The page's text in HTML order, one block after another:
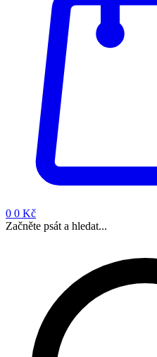
0 0 Kč
Začněte psát a hledat...